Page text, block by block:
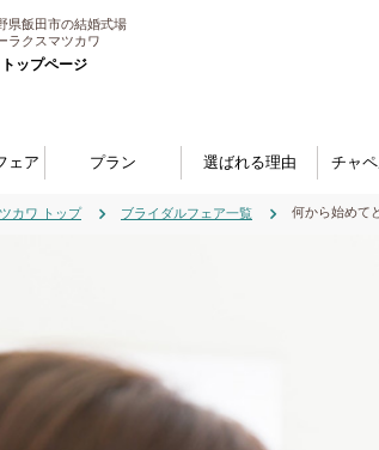
県飯田市の結婚式場
ラクスマツカワ
トップページ
ェア プラン 選ばれる理由 チャ
カワ トップ ブライダルフェア一覧 何から始めて